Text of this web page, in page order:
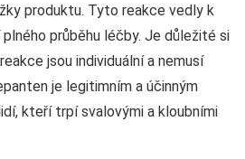
produktu. Tyto reakce vedly k
průběhu léčby. Je důležité si
jsou individuální a nemusí
je legitimním a účinným
kteří trpí svalovými a kloubními